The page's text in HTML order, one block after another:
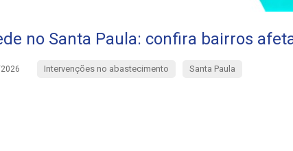
no Santa Paula: confira bairros
Intervenções no abastecimento Santa Paula